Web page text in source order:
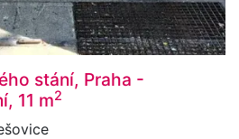
stání, Praha -
11 m2